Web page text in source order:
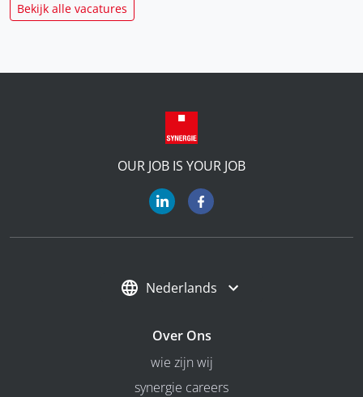
Bekijk alle vacatures
OUR JOB IS YOUR JOB
Nederlands
Over Ons
wie zijn wij
synergie careers